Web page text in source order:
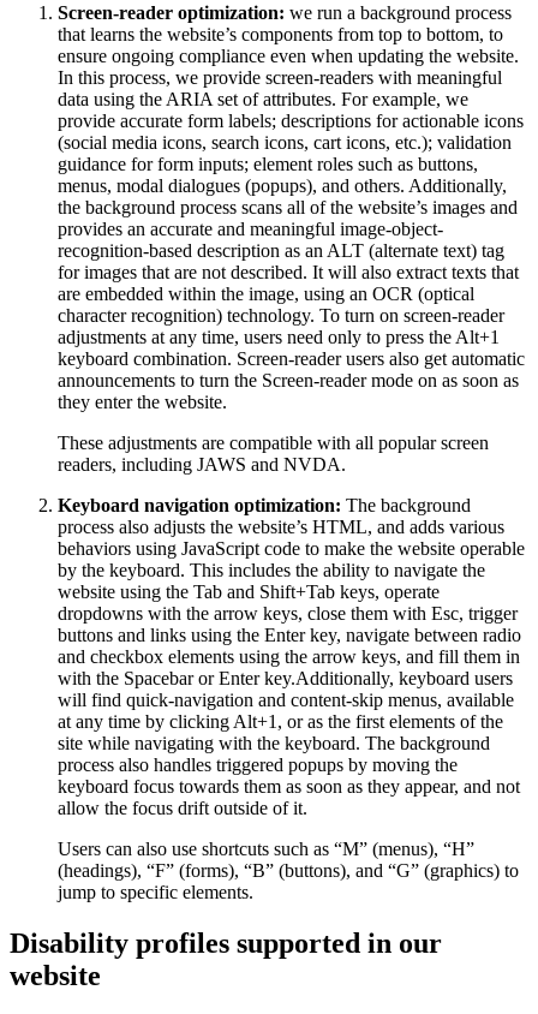
Screen-reader optimization: we run a background process
that learns the website’s components from top to bottom, to
ensure ongoing compliance even when updating the website.
In this process, we provide screen-readers with meaningful
data using the ARIA set of attributes. For example, we
provide accurate form labels; descriptions for actionable icons
(social media icons, search icons, cart icons, etc.); validation
guidance for form inputs; element roles such as buttons,
menus, modal dialogues (popups), and others. Additionally,
the background process scans all of the website’s images and
provides an accurate and meaningful image-object-
recognition-based description as an ALT (alternate text) tag
for images that are not described. It will also extract texts that
are embedded within the image, using an OCR (optical
character recognition) technology. To turn on screen-reader
adjustments at any time, users need only to press the Alt+1
keyboard combination. Screen-reader users also get automatic
announcements to turn the Screen-reader mode on as soon as
they enter the website.
These adjustments are compatible with all popular screen
readers, including JAWS and NVDA.
Keyboard navigation optimization: The background
process also adjusts the website’s HTML, and adds various
behaviors using JavaScript code to make the website operable
by the keyboard. This includes the ability to navigate the
website using the Tab and Shift+Tab keys, operate
dropdowns with the arrow keys, close them with Esc, trigger
buttons and links using the Enter key, navigate between radio
and checkbox elements using the arrow keys, and fill them in
with the Spacebar or Enter key.Additionally, keyboard users
will find quick-navigation and content-skip menus, available
at any time by clicking Alt+1, or as the first elements of the
site while navigating with the keyboard. The background
process also handles triggered popups by moving the
keyboard focus towards them as soon as they appear, and not
allow the focus drift outside of it.
Users can also use shortcuts such as “M” (menus), “H”
(headings), “F” (forms), “B” (buttons), and “G” (graphics) to
jump to specific elements.
Disability profiles supported in our
website